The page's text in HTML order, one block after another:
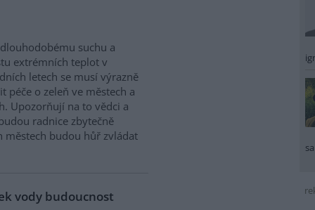
suchu a
extrémních teplot v
letech se musí výrazně
péče o zeleň ve městech a
Upozorňují na to vědci a
radnice zbytečně
městech budou hůř zvládat
vody budoucnost